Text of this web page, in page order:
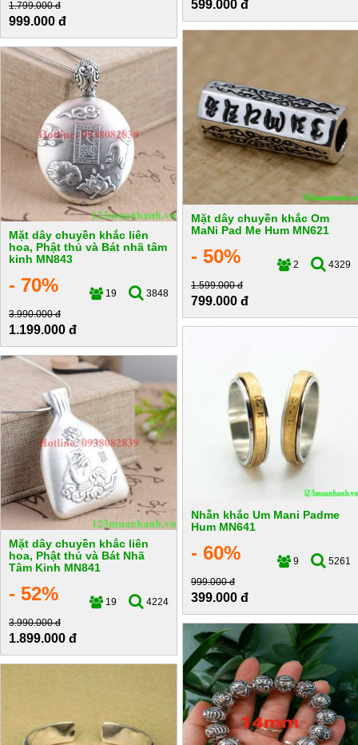
599.000 đ
1.799.000 đ
999.000 đ
Mặt dây chuyền khắc Om
MaNi Pad Me Hum MN621
- 50% 2
4329
1.599.000 đ
799.000 đ
Mặt dây chuyền khắc liên
hoa, Phật thủ và Bát nhã tâm
kinh MN843
- 70% 19
3848
3.990.000 đ
1.199.000 đ
Nhẫn khắc Um Mani Padme
Hum MN641
- 60% 9
5261
999.000 đ
399.000 đ
Mặt dây chuyền khắc liên
hoa, Phật thủ và Bát Nhã
Tâm Kinh MN841
- 52% 19
4224
3.990.000 đ
1.899.000 đ